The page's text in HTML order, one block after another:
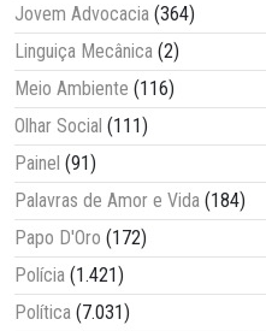
Jovem Advocacia (364)
Linguiça Mecânica (2)
Meio Ambiente (116)
Olhar Social (111)
Painel (91)
Palavras de Amor e Vida (184)
Papo D'Oro (172)
Polícia (1.421)
Política (7.031)